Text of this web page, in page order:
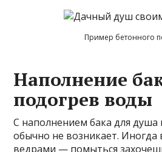
Пример бетонного
Наполнение
подогрев воды
С наполнением бака для
обычно не возникает. Иногда
ведрами — помыться